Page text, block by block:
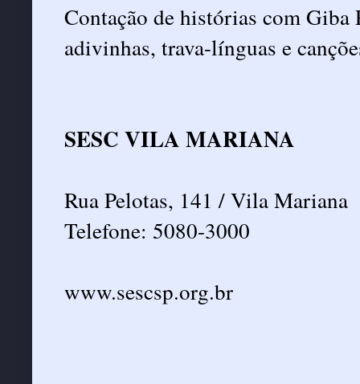
Contação de histórias com Giba
adivinhas, trava-línguas e
SESC VILA MARIANA
Rua Pelotas, 141 / Vila Mariana
Telefone: 5080-3000
www.sescsp.org.br